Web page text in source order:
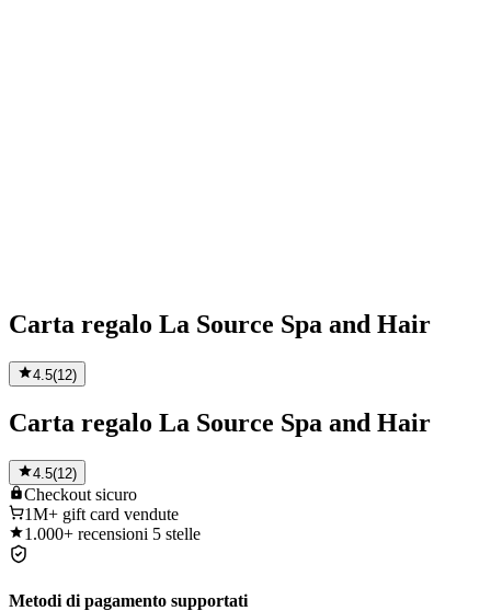
Carta regalo La Source Spa and Hair
4.5(12)
Carta regalo La Source Spa and Hair
4.5(12)
Checkout sicuro
1M+ gift card vendute
1.000+ recensioni 5 stelle
Metodi di pagamento supportati